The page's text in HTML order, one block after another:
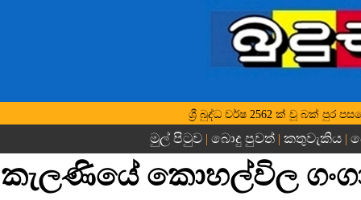
ශ්‍රී බුද්ධ වර්ෂ 2562 ක් වූ බක් පුර
මුල් පිටුව | බොදු පුවත් | කතුවැකිය |
කැලණියේ කොහල්විල